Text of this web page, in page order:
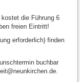
die Führung 6
freien Eintritt!
erforderlich) finden
buchbar